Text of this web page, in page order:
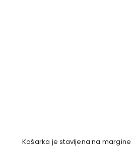
Košarka je stavljena na